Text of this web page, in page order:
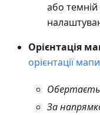
або темній
Орієнтація
орієнтації мапи
За